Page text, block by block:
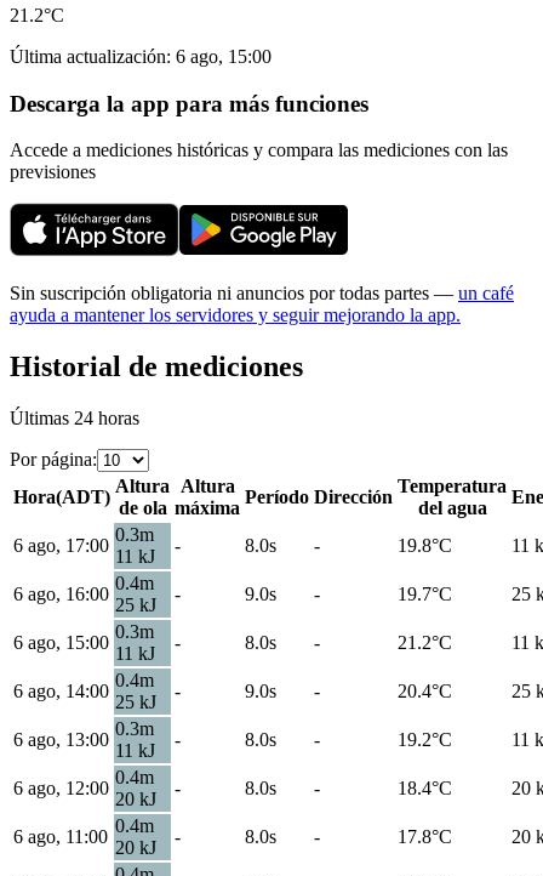
21.2°C
Última actualización: 6 ago, 15:00
Descarga la app para más funciones
Accede a mediciones históricas y compara las mediciones con las
previsiones
Sin suscripción obligatoria ni anuncios por todas partes — un café
ayuda a mantener los servidores y seguir mejorando la app.
Historial de mediciones
Últimas 24 horas
Por página:
Hora(ADT)
Altura
de ola
Altura
máxima
Período Dirección
Temperatura
del agua
6 ago, 17:00
0.3m
11 kJ
- 8.0s - 19.8°C 11
6 ago, 16:00
0.4m
25 kJ
- 9.0s - 19.7°C 25
6 ago, 15:00
0.3m
11 kJ
- 8.0s - 21.2°C 11
6 ago, 14:00
0.4m
25 kJ
- 9.0s - 20.4°C 25
6 ago, 13:00
0.3m
11 kJ
- 8.0s - 19.2°C 11
6 ago, 12:00
0.4m
20 kJ
- 8.0s - 18.4°C 20
6 ago, 11:00
0.4m
20 kJ
- 8.0s - 17.8°C 20